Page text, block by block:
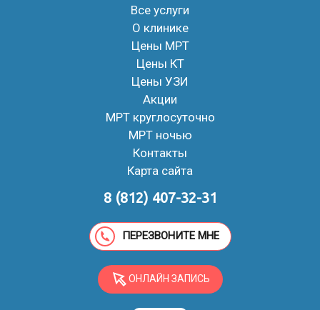
Все услуги
О клинике
Цены МРТ
Цены КТ
Цены УЗИ
Акции
МРТ круглосуточно
МРТ ночью
Контакты
Карта сайта
8 (812) 407-32-31
ПЕРЕЗВОНИТЕ МНЕ
ОНЛАЙН ЗАПИСЬ